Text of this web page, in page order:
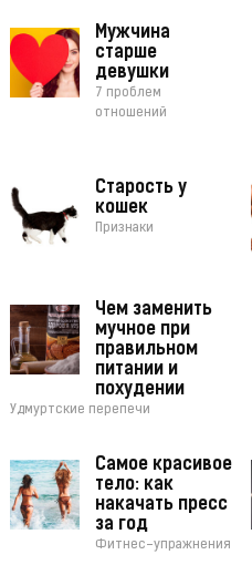
Мужчина
старше
девушки
7 проблем
отношений
Старость у
кошек
Признаки
Чем заменить
мучное при
правильном
питании и
похудении
Удмуртские перепечи
Самое красивое
тело: как
накачать пресс
за год
Фитнес-упражнения